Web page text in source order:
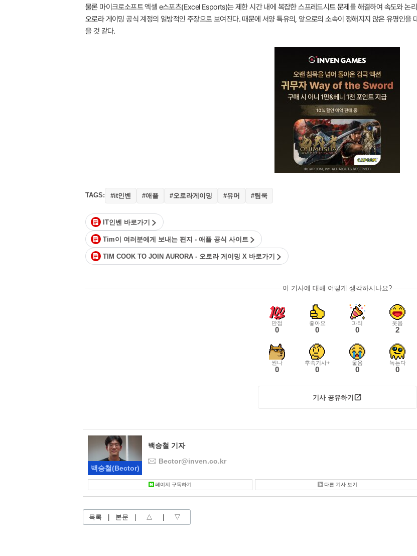
물론 마이크로소프트 엑셀 e스포츠(Excel Esports)는 제한 시간 내에 복잡한 스프레드시트 문제를 해결하여 속도와 논
오로라 게이밍 공식 계정의 일방적인 주장으로 보여진다. 때문에 서양 특유의, 앞으로의 소속이 정해지지 않은 유명인
을 것 같다.
TAGS: #it인벤 #애플 #오로라게이밍 #유머 #팀쿡
IT인벤 바로가기
Tim이 여러분에게 보내는 편지 - 애플 공식 사이트
TIM COOK TO JOIN AURORA - 오로라 게이밍 X 바로가기
이 기사에 대해 어떻게 생각하시나요?
만점
0
좋아요
0
파티
0
웃음
2
씬나
0
후속기사+
0
울음
0
녹는다
0
기사 공유하기
백승철(Bector)
백승철 기자
Bector@inven.co.kr
페이지 구독하기 다른 기사 보기
목록 본문 △ ▽